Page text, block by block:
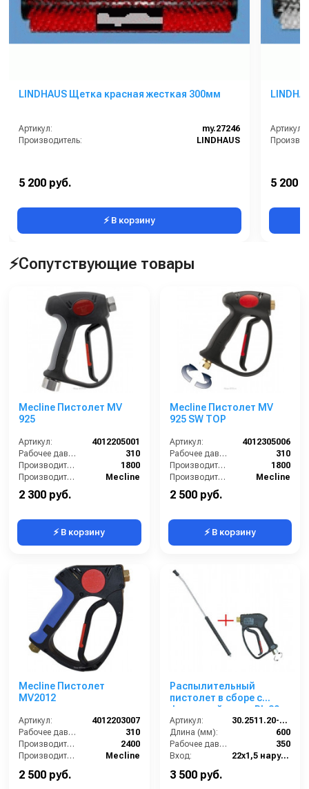
LINDHAUS Щетка красная жесткая 300мм
Артикул:
my.27246
Производитель:
LINDHAUS
5 200 руб.
⚡ В корзину
Артикул:
5 200
⚡Сопутствующие товары
Mecline Пистолет MV
925
Артикул:
4012205001
Рабочее давление (бар):
310
Производительность (л/ч):
1800
Производитель:
Mecline
2 300 руб.
⚡ В корзину
Mecline Пистолет MV
925 SW TOP
Артикул:
4012305006
Рабочее давление (бар):
310
Производительность (л/ч):
1800
Производитель:
Mecline
2 500 руб.
⚡ В корзину
Mecline Пистолет
MV2012
Артикул:
4012203007
Рабочее давление (бар):
310
Производительность (л/ч):
2400
Производитель:
Mecline
2 500 руб.
Распылительный
пистолет в сборе с
форсункой курок RL 30 +
поворот.фит.SМ22х1,5ш
600 мм. (Изогнутый)
Артикул:
30.2511.20-600 ZINK PA
Длина (мм):
600
Рабочее давление (бар):
350
Вход:
22х1,5 наружняя резьба вращающаяся
3 500 руб.